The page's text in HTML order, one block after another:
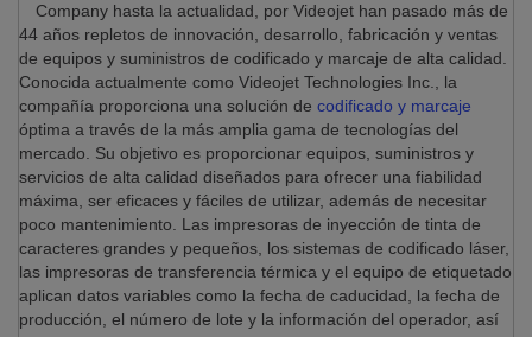
Company hasta la actualidad, por Videojet han pasado más de
44 años repletos de innovación, desarrollo, fabricación y ventas
de equipos y suministros de codificado y marcaje de alta calidad.
Conocida actualmente como Videojet Technologies Inc., la
compañía proporciona una solución de codificado y marcaje
óptima a través de la más amplia gama de tecnologías del
mercado. Su objetivo es proporcionar equipos, suministros y
servicios de alta calidad diseñados para ofrecer una fiabilidad
máxima, ser eficaces y fáciles de utilizar, además de necesitar
poco mantenimiento. Las impresoras de inyección de tinta de
caracteres grandes y pequeños, los sistemas de codificado láser,
las impresoras de transferencia térmica y el equipo de etiquetado
aplican datos variables como la fecha de caducidad, la fecha de
producción, el número de lote y la información del operador, así